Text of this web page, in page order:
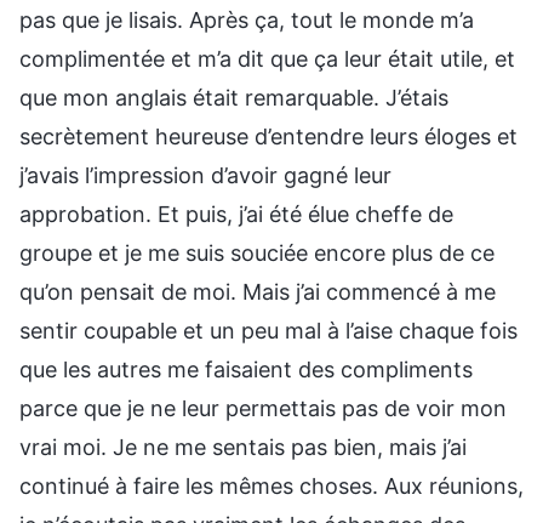
pas que je lisais. Après ça, tout le monde m’a
complimentée et m’a dit que ça leur était utile, et
que mon anglais était remarquable. J’étais
secrètement heureuse d’entendre leurs éloges et
j’avais l’impression d’avoir gagné leur
approbation. Et puis, j’ai été élue cheffe de
groupe et je me suis souciée encore plus de ce
qu’on pensait de moi. Mais j’ai commencé à me
sentir coupable et un peu mal à l’aise chaque fois
que les autres me faisaient des compliments
parce que je ne leur permettais pas de voir mon
vrai moi. Je ne me sentais pas bien, mais j’ai
continué à faire les mêmes choses. Aux réunions,